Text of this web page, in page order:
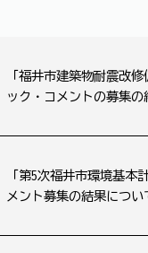
「福井市建築物耐震改
ック・コメントの募集の
「第5次福井市環境基本
メント募集の結果につい